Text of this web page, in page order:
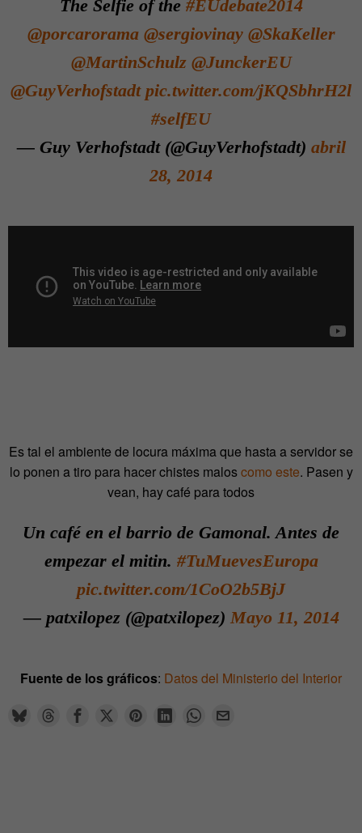
The Selfie of the #EUdebate2014
@porcarorama @sergiovinay @SkaKeller
@MartinSchulz @JunckerEU
@GuyVerhofstadt pic.twitter.com/jKQSbhrH2l
#selfEU
— Guy Verhofstadt (@GuyVerhofstadt) abril
28, 2014
Es tal el ambiente de locura máxima que hasta a servidor se
lo ponen a tiro para hacer chistes maloscomo este. Pasen y
vean, hay café para todos
Un café en el barrio de Gamonal. Antes de
empezar el mitin. #TuMuevesEuropa
pic.twitter.com/1CoO2b5BjJ
— patxilopez (@patxilopez) Mayo 11, 2014
Fuente de los gráficos: Datos del Ministerio del Interior